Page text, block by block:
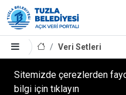
Veri Setleri
Sitemizde çerezlerden
bilgi için tıklayın